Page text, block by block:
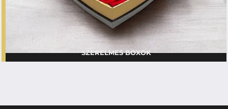
SZERELMES BOXOK